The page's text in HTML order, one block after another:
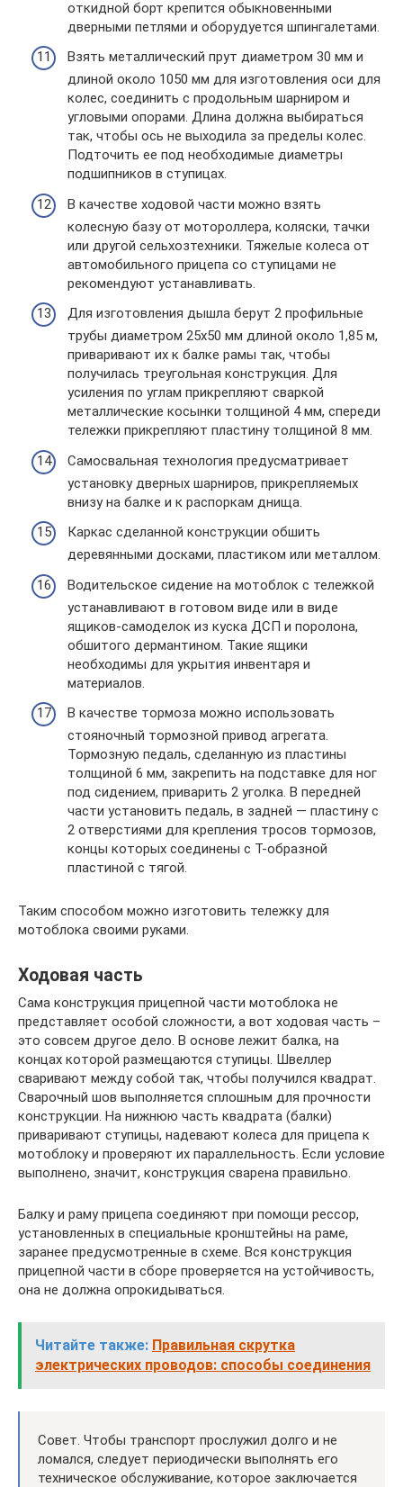
откидной борт крепится обыкновенными
дверными петлями и оборудуется шпингалетами.
Взять металлический прут диаметром 30 мм и
длиной около 1050 мм для изготовления оси для
колес, соединить с продольным шарниром и
угловыми опорами. Длина должна выбираться
так, чтобы ось не выходила за пределы колес.
Подточить ее под необходимые диаметры
подшипников в ступицах.
В качестве ходовой части можно взять
колесную базу от мотороллера, коляски, тачки
или другой сельхозтехники. Тяжелые колеса от
автомобильного прицепа со ступицами не
рекомендуют устанавливать.
Для изготовления дышла берут 2 профильные
трубы диаметром 25х50 мм длиной около 1,85 м,
приваривают их к балке рамы так, чтобы
получилась треугольная конструкция. Для
усиления по углам прикрепляют сваркой
металлические косынки толщиной 4 мм, спереди
тележки прикрепляют пластину толщиной 8 мм.
Самосвальная технология предусматривает
установку дверных шарниров, прикрепляемых
внизу на балке и к распоркам днища.
Каркас сделанной конструкции обшить
деревянными досками, пластиком или металлом.
Водительское сидение на мотоблок с тележкой
устанавливают в готовом виде или в виде
ящиков-самоделок из куска ДСП и поролона,
обшитого дермантином. Такие ящики
необходимы для укрытия инвентаря и
материалов.
В качестве тормоза можно использовать
стояночный тормозной привод агрегата.
Тормозную педаль, сделанную из пластины
толщиной 6 мм, закрепить на подставке для ног
под сидением, приварить 2 уголка. В передней
части установить педаль, в задней — пластину с
2 отверстиями для крепления тросов тормозов,
концы которых соединены с Т-образной
пластиной с тягой.
Таким способом можно изготовить тележку для
мотоблока своими руками.
Ходовая часть
Сама конструкция прицепной части мотоблока не
представляет особой сложности, а вот ходовая часть –
это совсем другое дело. В основе лежит балка, на
концах которой размещаются ступицы. Швеллер
сваривают между собой так, чтобы получился квадрат.
Сварочный шов выполняется сплошным для прочности
конструкции. На нижнюю часть квадрата (балки)
приваривают ступицы, надевают колеса для прицепа к
мотоблоку и проверяют их параллельность. Если условие
выполнено, значит, конструкция сварена правильно.
Балку и раму прицепа соединяют при помощи рессор,
установленных в специальные кронштейны на раме,
заранее предусмотренные в схеме. Вся конструкция
прицепной части в сборе проверяется на устойчивость,
она не должна опрокидываться.
Читайте также: Правильная скрутка
электрических проводов: способы соединения
Совет. Чтобы транспорт прослужил долго и не
ломался, следует периодически выполнять его
техническое обслуживание, которое заключается